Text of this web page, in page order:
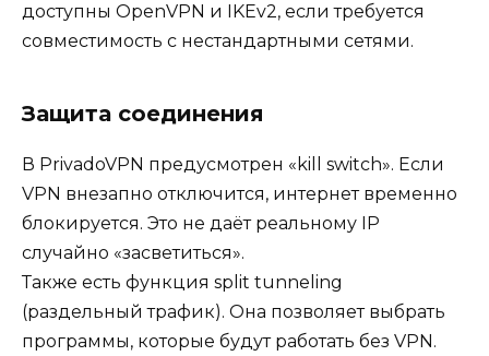
доступны OpenVPN и IKEv2, если требуется
совместимость с нестандартными сетями.
Защита соединения
В PrivadoVPN предусмотрен «kill switch». Если
VPN внезапно отключится, интернет временно
блокируется. Это не даёт реальному IP
случайно «засветиться».
Также есть функция split tunneling
(раздельный трафик). Она позволяет выбрать
программы, которые будут работать без VPN.